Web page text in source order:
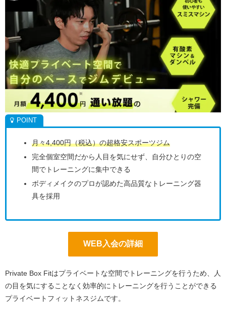
月々4,400円（税込）の超格安スポーツジム
完全個室空間だから人目を気にせず、自分ひとりの空
間でトレーニングに集中できる
ボディメイクのプロが認めた高品質なトレーニング器
具を採用
WEB入会の詳細
Private Box Fitはプライベートな空間でトレーニングを行うため、人
の目を気にすることなく効率的にトレーニングを行うことができる
プライベートフィットネスジムです。